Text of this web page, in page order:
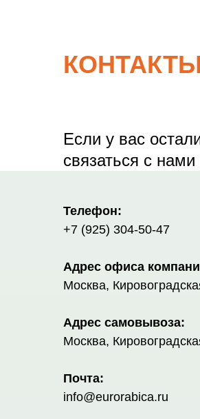
КОНТАКТЫ
Если у вас
связаться с
Телефон:
+7 (925) 304-50-47
Адрес офиса
Москва,
Адрес самовывоза:
Москва,
Почта:
info@eurorabica.ru